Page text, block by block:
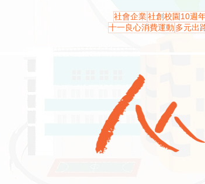
社會企業社創校園10週
十一良心消費運動 多元出